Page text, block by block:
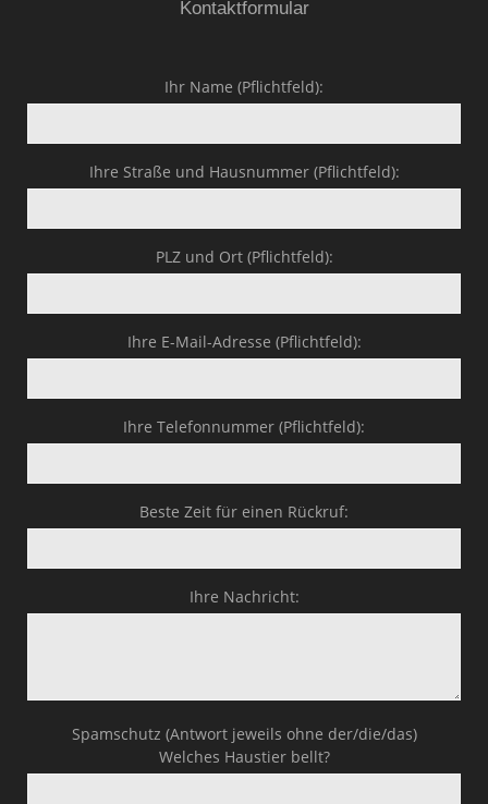
Kontaktformular
Ihr Name (Pflichtfeld):
Ihre Straße und Hausnummer (Pflichtfeld):
PLZ und Ort (Pflichtfeld):
Ihre E-Mail-Adresse (Pflichtfeld):
Ihre Telefonnummer (Pflichtfeld):
Beste Zeit für einen Rückruf:
Ihre Nachricht:
Spamschutz (Antwort jeweils ohne der/die/das)
Welches Haustier bellt?